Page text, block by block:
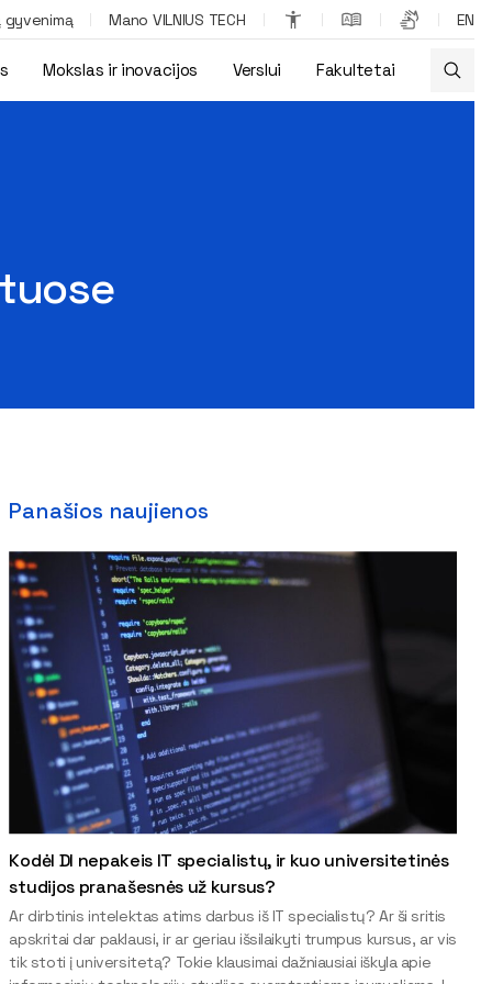
gyvenimą Mano VILNIUS TECH EN
Mokslas ir inovacijos Verslui Fakultetai
Panašios naujienos
Kodėl DI nepakeis IT specialistų, ir kuo universitetinės
studijos pranašesnės už kursus?
Ar dirbtinis intelektas atims darbus iš IT specialistų? Ar ši sritis
apskritai dar paklausi, ir ar geriau išsilaikyti trumpus kursus, ar vis
tik stoti į universitetą? Tokie klausimai dažniausiai iškyla apie